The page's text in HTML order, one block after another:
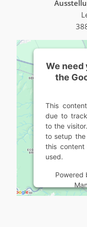
We need
the
This
due to
to the
to setup
this
used.
Powered